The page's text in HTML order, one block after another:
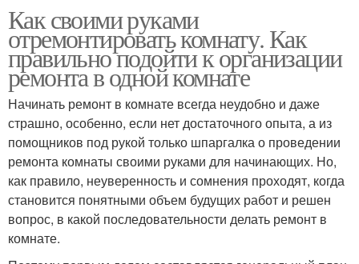
Как своими руками
отремонтировать комнату. Как
правильно подойти к организации
ремонта в одной комнате
Начинать ремонт в комнате всегда неудобно и даже
страшно, особенно, если нет достаточного опыта, а из
помощников под рукой только шпаргалка о проведении
ремонта комнаты своими руками для начинающих. Но,
как правило, неуверенность и сомнения проходят, когда
становится понятными объем будущих работ и решен
вопрос, в какой последовательности делать ремонт в
комнате.